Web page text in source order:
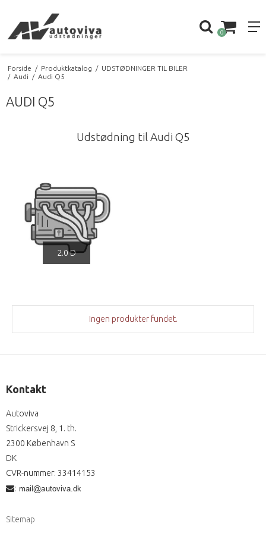
0
Forside / Produktkatalog / UDSTØDNINGER TIL BILER
/ Audi / Audi Q5
AUDI Q5
Udstødning til Audi Q5
2.0 D
Ingen produkter fundet.
Kontakt
Autoviva
Strickersvej 8, 1. th.
2300 København S
DK
CVR-nummer: 33414153
:
Sitemap